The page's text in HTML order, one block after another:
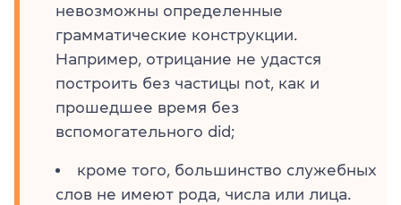
невозможны определенные
грамматические конструкции.
Например, отрицание не удастся
построить без частицы not, как и
прошедшее время без
вспомогательного did;
кроме того, большинство служебных
слов не имеют рода, числа или лица.